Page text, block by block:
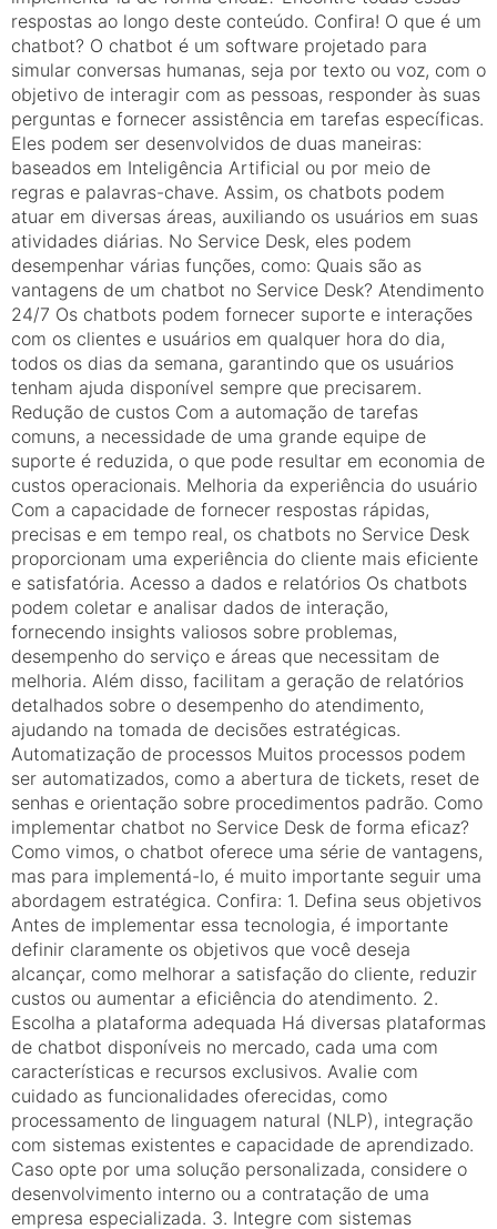
respostas ao longo deste conteúdo. Confira! O que é um
chatbot? O chatbot é um software projetado para
simular conversas humanas, seja por texto ou voz, com o
objetivo de interagir com as pessoas, responder às suas
perguntas e fornecer assistência em tarefas específicas.
Eles podem ser desenvolvidos de duas maneiras:
baseados em Inteligência Artificial ou por meio de
regras e palavras-chave. Assim, os chatbots podem
atuar em diversas áreas, auxiliando os usuários em suas
atividades diárias. No Service Desk, eles podem
desempenhar várias funções, como: Quais são as
vantagens de um chatbot no Service Desk? Atendimento
24/7 Os chatbots podem fornecer suporte e interações
com os clientes e usuários em qualquer hora do dia,
todos os dias da semana, garantindo que os usuários
tenham ajuda disponível sempre que precisarem.
Redução de custos Com a automação de tarefas
comuns, a necessidade de uma grande equipe de
suporte é reduzida, o que pode resultar em economia de
custos operacionais. Melhoria da experiência do usuário
Com a capacidade de fornecer respostas rápidas,
precisas e em tempo real, os chatbots no Service Desk
proporcionam uma experiência do cliente mais eficiente
e satisfatória. Acesso a dados e relatórios Os chatbots
podem coletar e analisar dados de interação,
fornecendo insights valiosos sobre problemas,
desempenho do serviço e áreas que necessitam de
melhoria. Além disso, facilitam a geração de relatórios
detalhados sobre o desempenho do atendimento,
ajudando na tomada de decisões estratégicas.
Automatização de processos Muitos processos podem
ser automatizados, como a abertura de tickets, reset de
senhas e orientação sobre procedimentos padrão. Como
implementar chatbot no Service Desk de forma eficaz?
Como vimos, o chatbot oferece uma série de vantagens,
mas para implementá-lo, é muito importante seguir uma
abordagem estratégica. Confira: 1. Defina seus objetivos
Antes de implementar essa tecnologia, é importante
definir claramente os objetivos que você deseja
alcançar, como melhorar a satisfação do cliente, reduzir
custos ou aumentar a eficiência do atendimento. 2.
Escolha a plataforma adequada Há diversas plataformas
de chatbot disponíveis no mercado, cada uma com
características e recursos exclusivos. Avalie com
cuidado as funcionalidades oferecidas, como
processamento de linguagem natural (NLP), integração
com sistemas existentes e capacidade de aprendizado.
Caso opte por uma solução personalizada, considere o
desenvolvimento interno ou a contratação de uma
empresa especializada. 3. Integre com sistemas